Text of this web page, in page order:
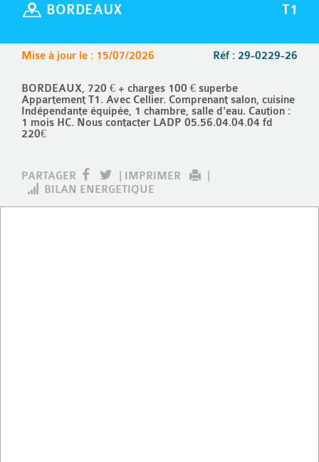
T1
BORDEAUX
Réf : 29-0229-26
Mise à jour le : 15/07/2026
BORDEAUX, 720 € + charges 100 € superbe
Appartement T1. Avec Cellier. Comprenant salon, cuisine
Indépendante équipée, 1 chambre, salle d'eau. Caution :
1 mois HC. Nous contacter LADP 05.56.04.04.04 fd
220€
PARTAGER IMPRIMER
BILAN ENERGETIQUE